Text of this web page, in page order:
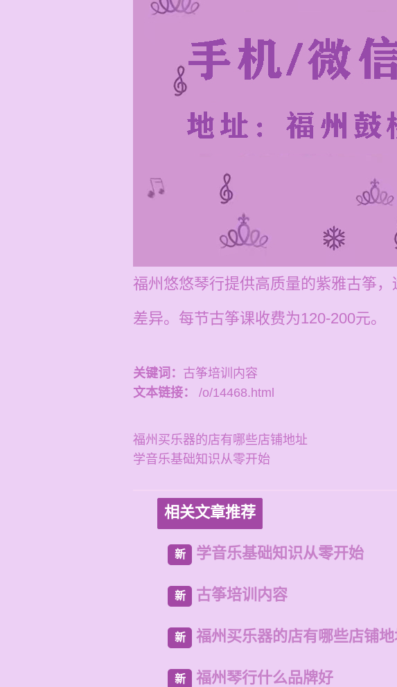
福州悠悠琴行提供高质量的紫雅古筝
差异。每节古筝课收费为120-200元。
关键词： 古筝培训内容
文本链接：
/o/14468.html
福州买乐器的店有哪些店铺地址
学音乐基础知识从零开始
相关文章推荐
新 学音乐基础知识从零开始
新 古筝培训内容
新 福州买乐器的店有哪些店铺
新 福州琴行什么品牌好